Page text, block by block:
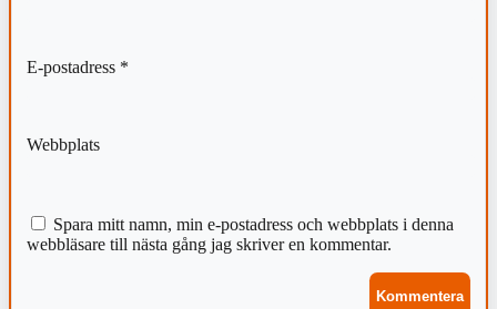
E-postadress *
Webbplats
Spara mitt namn, min e-postadress och webbplats i denna
webbläsare till nästa gång jag skriver en kommentar.